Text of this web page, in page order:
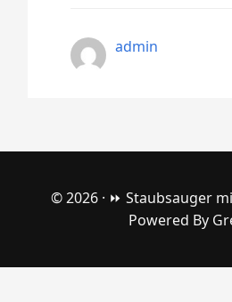
admin
© 2026 · ⏩ Staubsauger
Powered By